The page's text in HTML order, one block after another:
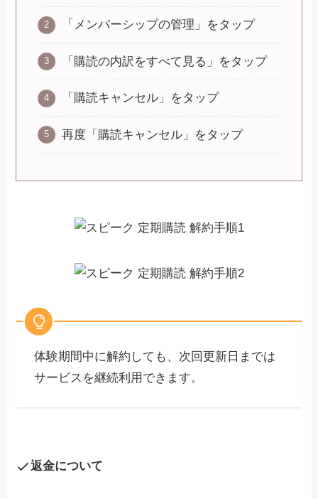
「メンバーシップの管理」をタップ
「購読の内訳をすべて見る」をタップ
「購読キャンセル」をタップ
再度「購読キャンセル」をタップ
体験期間中に解約しても、次回更新日までは
サービスを継続利用できます。
返金について